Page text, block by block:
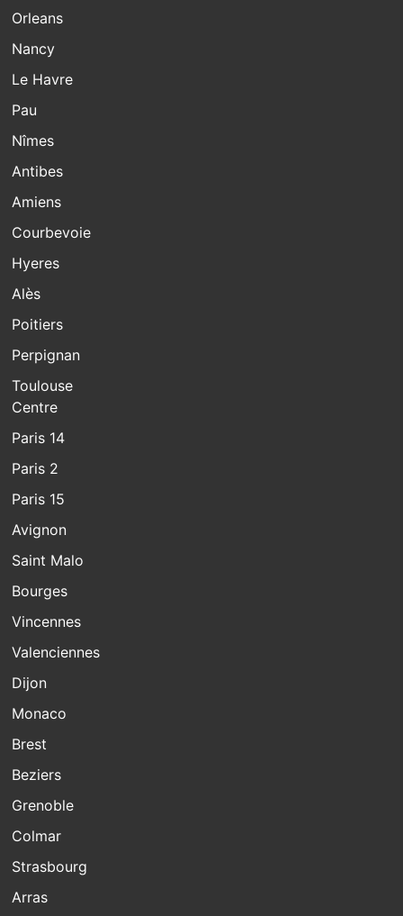
Orleans
Nancy
Le Havre
Pau
Nîmes
Antibes
Amiens
Courbevoie
Hyeres
Alès
Poitiers
Perpignan
Toulouse
Centre
Paris 14
Paris 2
Paris 15
Avignon
Saint Malo
Bourges
Vincennes
Valenciennes
Dijon
Monaco
Brest
Beziers
Grenoble
Colmar
Strasbourg
Arras